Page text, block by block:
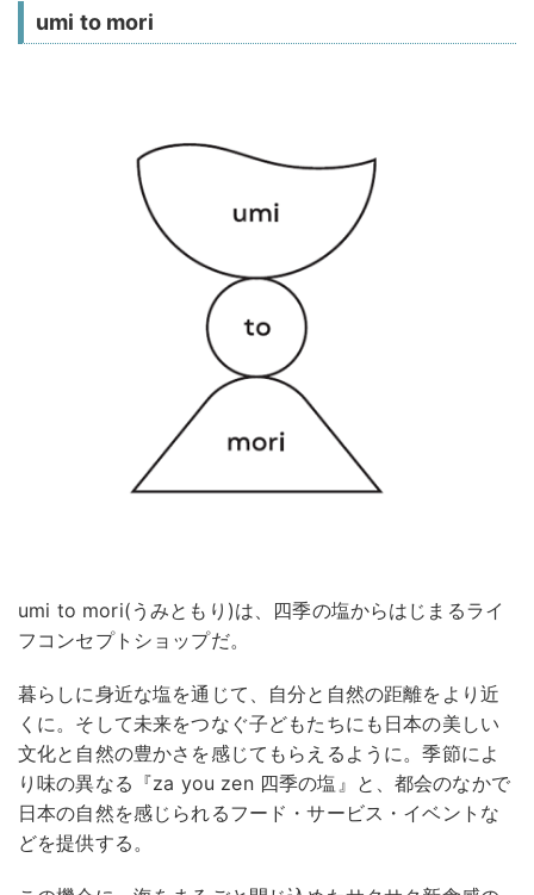
umi to mori
umi to mori(うみともり)は、四季の塩からはじまるライ
フコンセプトショップだ。
暮らしに身近な塩を通じて、自分と自然の距離をより近
くに。そして未来をつなぐ子どもたちにも日本の美しい
文化と自然の豊かさを感じてもらえるように。季節によ
り味の異なる『za you zen 四季の塩』と、都会のなかで
日本の自然を感じられるフード・サービス・イベントな
どを提供する。